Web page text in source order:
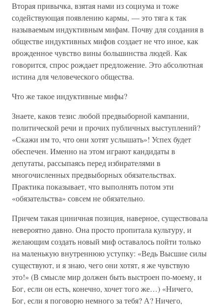
Вторая привычка, взятая нами из социума и тоже
содействующая появлению кармы, — это тяга к так
называемым индуктивным мифам. Почву для создания в
обществе индуктивных мифов создает не что иное, как
врожденное чувство вины большинства людей. Как
говорится, спрос рождает предложение. Это абсолютная
истина для человеческого общества.
Что же такое индуктивные мифы?
Знаете, каков тезис любой предвыборной кампании,
политической речи и прочих публичных выступлений?
«Скажи им то, что они хотят услышать»! Успех будет
обеспечен. Именно на этом играют кандидаты в
депутаты, рассыпаясь перед избирателями в
многочисленных предвыборных обязательствах.
Практика показывает, что выполнять потом эти
«обязательства» совсем не обязательно.
Причем такая циничная позиция, наверное, существовала
невероятно давно. Она просто пропитала культуру, и
желающим создать новый миф оставалось пойти только
на маленькую внутреннюю уступку: «Ведь Высшие силы
существуют, и я знаю, чего они хотят, я же чувствую
это!» (В смысле мир должен быть выстроен по-моему, и
Бог, если он есть, конечно, хочет того же…) «Ничего,
Бог, если я поговорю немного за тебя? А? Ничего,